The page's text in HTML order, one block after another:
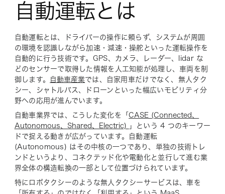
自動運転とは
自動運転とは、ドライバーの操作に頼らず、システムが周囲
の環境を認識しながら加速・減速・操舵といった運転操作を
自動的に行う技術です。GPS、カメラ、レーダー、lidar な
どのセンサーで取得した情報を人工知能が処理し、車両を制
御します。
自動車産業では、自家用車だけでなく、無人タク
シー、シャトルバス、ドローンといった幅広いモビリティ分
野への応用が進んでいます。
自動車業界では、こうした変化を「CASE (Connected、
Autonomous、Shared、Electric)
」という 4 つのキーワー
ドで捉える動きが広がっています。自動運転
(Autonomous) はその中核の一つであり、単独の技術トレ
ンドというより、コネクテッド化や電動化と並行して進む業
界全体の構造転換の一部として位置づけられています。
特にロボタクシーのような無人タクシーサービスは、車を